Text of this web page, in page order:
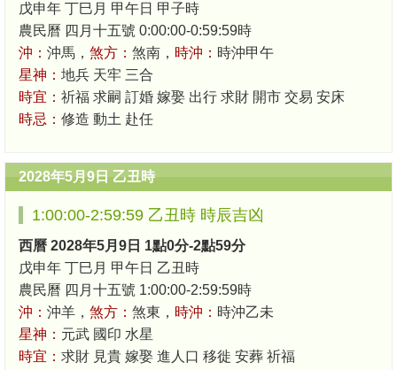
戊申年 丁巳月 甲午日 甲子時
農民曆 四月十五號 0:00:00-0:59:59時
沖： 沖馬， 煞方： 煞南， 時沖： 時沖甲午
星神： 地兵 天牢 三合
時宜： 祈福 求嗣 訂婚 嫁娶 出行 求財 開市 交易 安床
時忌： 修造 動土 赴任
2028年5月9日 乙丑時
1:00:00-2:59:59 乙丑時 時辰吉凶
西曆 2028年5月9日 1點0分-2點59分
戊申年 丁巳月 甲午日 乙丑時
農民曆 四月十五號 1:00:00-2:59:59時
沖： 沖羊， 煞方： 煞東， 時沖： 時沖乙未
星神： 元武 國印 水星
時宜： 求財 見貴 嫁娶 進人口 移徙 安葬 祈福